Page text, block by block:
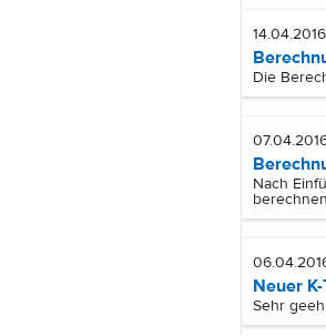
Die
Nach
Neuer
Sehr